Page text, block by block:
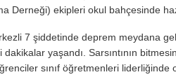
Derneği) ekipleri okul bahçesinde
7 şiddetinde deprem meydana
yaşandı. Sarsıntının
sınıf öğretmenleri liderliğinde